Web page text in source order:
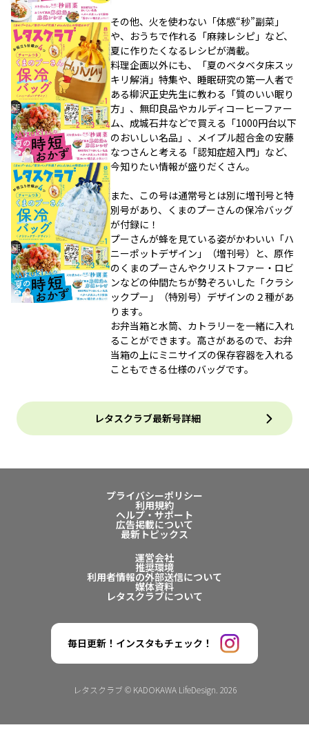
その他、火を使わない「体感“秒”副菜」
や、おうちで作れる「麻辣レシピ」など、
夏に作りたくなるレシピが満載。
料理企画以外にも、「夏のベタベタ床スッ
キリ解消」特集や、睡眠研究の第一人者で
ある柳沢正史先生に教わる「質のいい眠り
方」、無印良品やカルディコーヒーファー
ム、成城石井などで買える「1000円台以下
のおいしい名品」、メイプル超合金の安藤
なつさんと考える「認知症超入門」など、
今知りたい情報が盛りだくさん。
また、この号は通常号とは別に増刊号と特
別号があり、くまのプーさんの保冷バッグ
が付録に！
プーさんが蜂を見ている姿がかわいい「ハ
ニーポットデザイン」（増刊号）と、原作
のくまのプーさんやクリストファー・ロビ
ンなどの仲間たちが勢ぞろいした「クラシ
ックプー」（特別号）デザインの２種があ
ります。
お弁当箱と水筒、カトラリーを一緒に入れ
ることができます。高さがあるので、お弁
当箱の上にミニサイズの保存容器を入れる
こともできる仕様のバッグです。
レタスクラブ最新号詳細
プライバシーポリシー
利用規約
ヘルプ・サポート
広告掲載について
最新トピックス
運営会社
推奨環境
利用者情報の外部送信について
媒体資料
レタスクラブについて
毎日更新！インスタもチェック！
レタスクラブ © KADOKAWA LifeDesign. 2026